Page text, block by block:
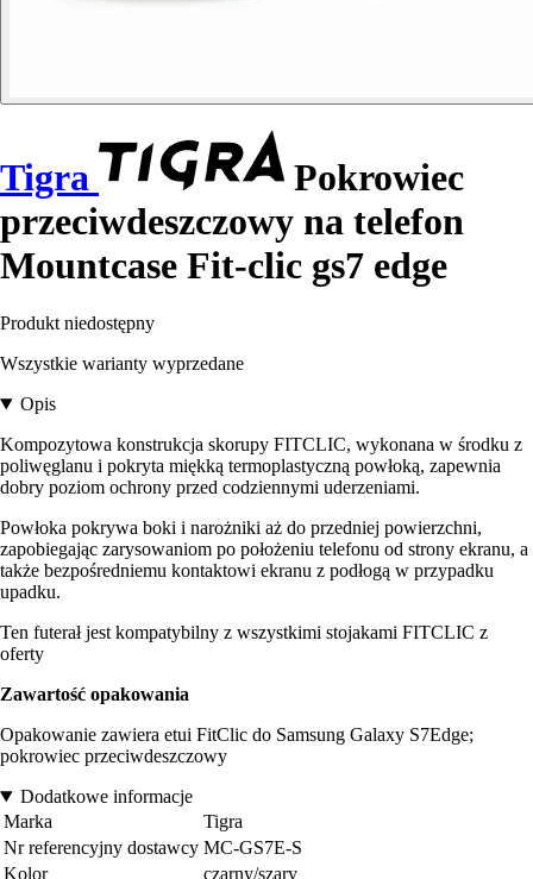
Tigra
Pokrowiec
przeciwdeszczowy na telefon
Mountcase Fit-clic gs7 edge
Produkt niedostępny
Wszystkie warianty wyprzedane
Opis
Kompozytowa konstrukcja skorupy FITCLIC, wykonana w środku z
poliwęglanu i pokryta miękką termoplastyczną powłoką, zapewnia
dobry poziom ochrony przed codziennymi uderzeniami.
Powłoka pokrywa boki i narożniki aż do przedniej powierzchni,
zapobiegając zarysowaniom po położeniu telefonu od strony ekranu, a
także bezpośredniemu kontaktowi ekranu z podłogą w przypadku
upadku.
Ten futerał jest kompatybilny z wszystkimi stojakami FITCLIC z
oferty
Zawartość opakowania
Opakowanie zawiera etui FitClic do Samsung Galaxy S7Edge;
pokrowiec przeciwdeszczowy
Dodatkowe informacje
Marka
Tigra
Nr referencyjny dostawcy MC-GS7E-S
Kolor
czarny/szary